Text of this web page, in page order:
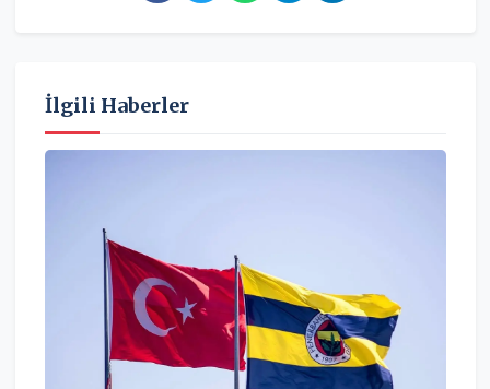
İlgili Haberler